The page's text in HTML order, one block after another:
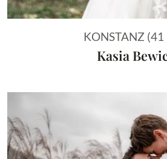
KONSTANZ (41
Kasia